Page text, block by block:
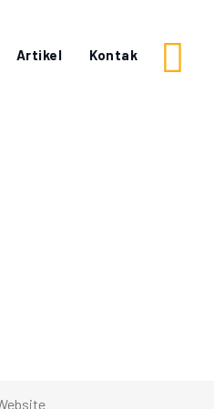
Artikel Kontak